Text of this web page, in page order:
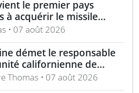
le premier pays
à acquérir le missile
• 07 août 2026
démet le responsable
californienne de
médicale
Thomas • 07 août 2026